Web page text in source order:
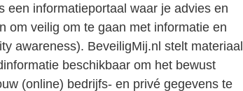
een informatieportaal waar je advies en
om veilig om te gaan met informatie en
awareness). BeveiligMij.nl stelt materiaal
beschikbaar om het bewust
(online) bedrijfs- en privé gegevens te